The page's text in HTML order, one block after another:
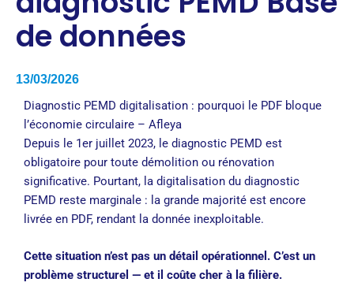
de données
13/03/2026
Diagnostic PEMD digitalisation : pourquoi le PDF bloque
l’économie circulaire – Afleya
Depuis le 1er juillet 2023, le diagnostic PEMD est
obligatoire pour toute démolition ou rénovation
significative. Pourtant, la digitalisation du diagnostic
PEMD reste marginale : la grande majorité est encore
livrée en PDF, rendant la donnée inexploitable.
Cette situation n’est pas un détail opérationnel. C’est un
problème structurel — et il coûte cher à la filière.